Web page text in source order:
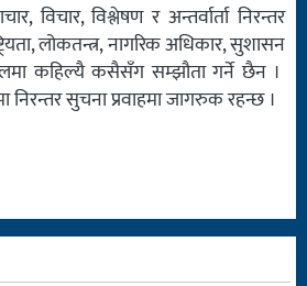
विचार, विश्लेषण र अन्तर्वार्ता निरन्तर
लोकतन्त्र, नागरिक अधिकार, सुशासन
कहिल्यै कसैसँग सम्झौता गर्ने छैन ।
निरन्तर सुचना प्रवाहमा जागरुक रहन्छ ।